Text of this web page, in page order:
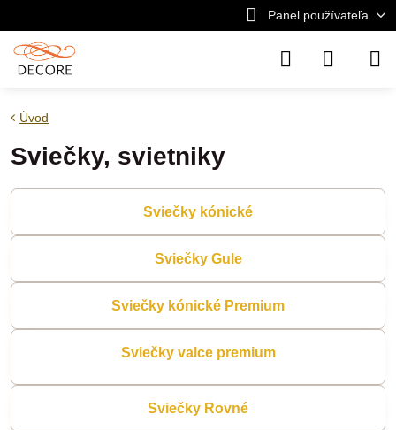
Panel používateľa
Úvod
Sviečky, svietniky
Sviečky kónické
Sviečky Gule
Sviečky kónické Premium
Sviečky valce premium
Sviečky Rovné